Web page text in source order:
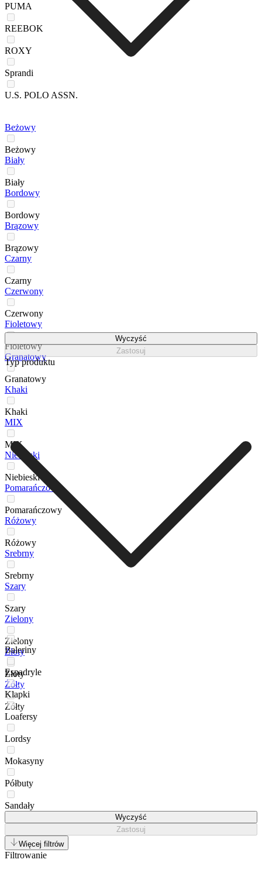
PUMA
REEBOK
ROXY
Sprandi
U.S. POLO ASSN.
Beżowy
Beżowy
Biały
Biały
Bordowy
Bordowy
Brązowy
Brązowy
Czarny
Czarny
Czerwony
Czerwony
Fioletowy
Fioletowy
Granatowy
Granatowy
Khaki
Khaki
MIX
MIX
Niebieski
Niebieski
Pomarańczowy
Pomarańczowy
Różowy
Różowy
Srebrny
Srebrny
Szary
Szary
Zielony
Zielony
Złoty
Złoty
Żółty
Żółty
Wyczyść
Zastosuj
Typ produktu
Baleriny
Espadryle
Klapki
Loafersy
Lordsy
Mokasyny
Półbuty
Sandały
Wyczyść
Zastosuj
Więcej filtrów
Filtrowanie